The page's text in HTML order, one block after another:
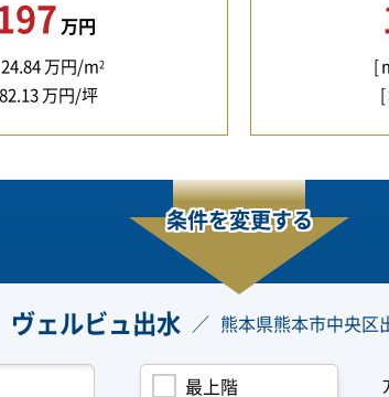
万円
24.84 万円/m2
82.13 万円/坪
条件を変更する
ヴェルビュ出水 熊本県熊本市中央区
最上階